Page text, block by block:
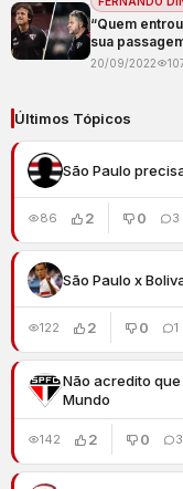
“Quem
sua
20/09/2022
Últimos Tópicos
São Paulo
86 2 0 3
São Paulo x
122 2 0 1
Não acredito
Mundo
142 2 0 3